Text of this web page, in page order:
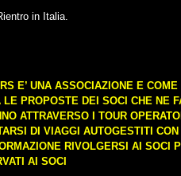
in Italia.
E’ UNA ASSOCIAZIONE E
PROPOSTE DEI SOCI CHE NE
ATTRAVERSO I TOUR
DI VIAGGI AUTOGESTITI
RIVOLGERSI AI SOCI
AI SOCI